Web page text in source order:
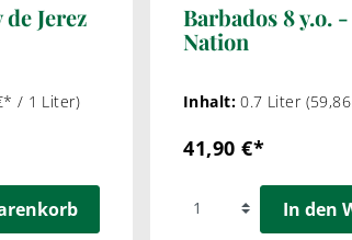
Jerez
/ 1 Liter)
Barbados 8 y.o.
Nation
Inhalt:0.7 Liter
41,90 €*
In den